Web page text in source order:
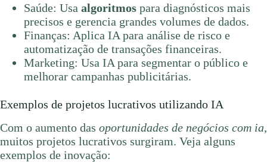
Saúde: Usa algoritmos para diagnósticos mais
precisos e gerencia grandes volumes de dados.
Finanças: Aplica IA para análise de risco e
automatização de transações financeiras.
Marketing: Usa IA para segmentar o público e
melhorar campanhas publicitárias.
Exemplos de projetos lucrativos utilizando IA
Com o aumento das oportunidades de negócios com ia,
muitos projetos lucrativos surgiram. Veja alguns
exemplos de inovação: